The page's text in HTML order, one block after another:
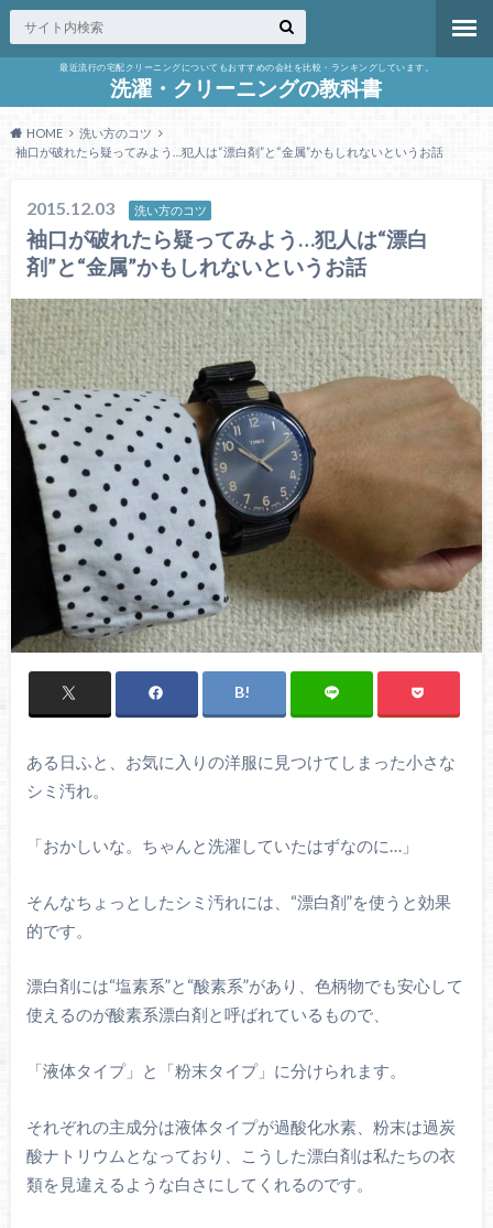
最近流行の宅配クリーニングについてもおすすめの会社を比較・ランキングしています。
洗濯・クリーニングの教科書
HOME
洗い方のコツ
袖口が破れたら疑ってみよう…犯人は“漂白剤”と“金属”かもしれないというお話
2015.12.03 洗い方のコツ
袖口が破れたら疑ってみよう…犯人は“漂白
剤”と“金属”かもしれないというお話
ある日ふと、お気に入りの洋服に見つけてしまった小さな
シミ汚れ。
「おかしいな。ちゃんと洗濯していたはずなのに…」
そんなちょっとしたシミ汚れには、“漂白剤”を使うと効果
的です。
漂白剤には“塩素系”と“酸素系”があり、色柄物でも安心して
使えるのが酸素系漂白剤と呼ばれているもので、
「液体タイプ」と「粉末タイプ」に分けられます。
それぞれの主成分は液体タイプが過酸化水素、粉末は過炭
酸ナトリウムとなっており、こうした漂白剤は私たちの衣
類を見違えるような白さにしてくれるのです。